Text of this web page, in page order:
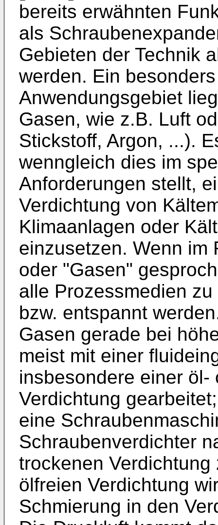
bereits erwähnten
als
Gebieten der Technik
werden. Ein
Anwendungsgebiet
Gasen, wie z.B. Luft
Stickstoff, Argon, ...).
wenngleich dies im
Anforderungen stellt,
Verdichtung von
Klimaanlagen oder
einzusetzen. Wenn im
oder "Gasen"
alle Prozessmedien
bzw. entspannt
Gasen gerade bei
meist mit einer
insbesondere einer
Verdichtung
eine
Schraubenverdichter
trockenen
ölfreien Verdichtung
Schmierung in den